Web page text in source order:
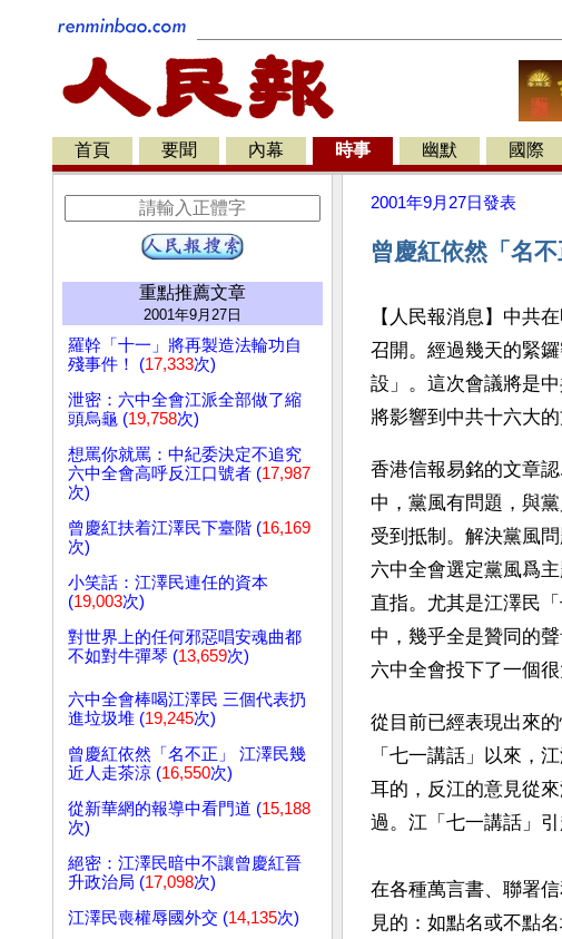
首頁 要聞 內幕 時事 幽默 國際
重點推薦文章
2001年9月27日
羅幹「十一」將再製造法輪功自
殘事件！ (17,333次)
泄密：六中全會江派全部做了縮
頭烏龜 (19,758次)
想罵你就罵：中紀委決定不追究
六中全會高呼反江口號者 (17,987
次)
曾慶紅扶着江澤民下臺階 (16,169
次)
小笑話：江澤民連任的資本
(19,003次)
對世界上的任何邪惡唱安魂曲都
不如對牛彈琴 (13,659次)
六中全會棒喝江澤民 三個代表扔
進垃圾堆 (19,245次)
曾慶紅依然「名不正」 江澤民幾
近人走茶涼 (16,550次)
從新華網的報導中看門道 (15,188
次)
絕密：江澤民暗中不讓曾慶紅晉
升政治局 (17,098次)
江澤民喪權辱國外交 (14,135次)
2001年9月27日發表
曾慶紅依然「名
【人民報消息】中共
召開。經過幾天的緊
設」。這次會議將是
將影響到中共十六大的
香港信報易銘的文章
中，黨風有問題，與
受到抵制。解決黨風
六中全會選定黨風爲
直指。尤其是江澤民
中，幾乎全是贊同的
六中全會投下了一個
從目前已經表現出來
「七一講話」以來，
耳的，反江的意見從
過。江「七一講話」
在各種萬言書、聯署
見的：如點名或不點